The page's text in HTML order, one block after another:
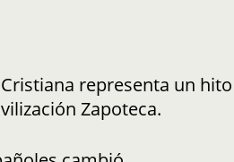
Cristiana representa un hito
Zapoteca.